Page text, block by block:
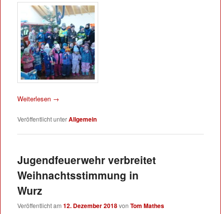
Weiterlesen →
Veröffentlicht unterAllgemein
Jugendfeuerwehr verbreitet
Weihnachtsstimmung in
Wurz
Veröffentlicht am 12. Dezember 2018von Tom Mathes